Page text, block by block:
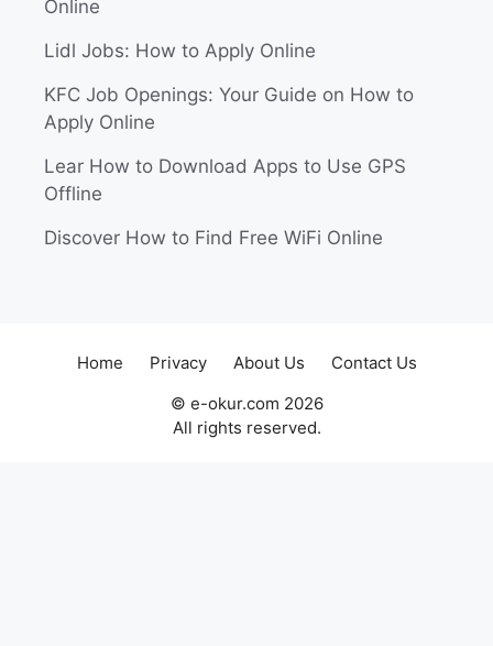
Online
Lidl Jobs: How to Apply Online
KFC Job Openings: Your Guide on How to
Apply Online
Lear How to Download Apps to Use GPS
Offline
Discover How to Find Free WiFi Online
Home Privacy About Us
Contact Us
© e-okur.com 2026
All rights reserved.